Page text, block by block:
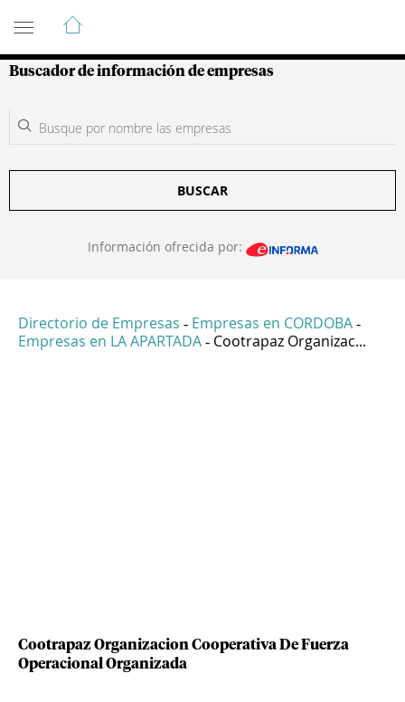
Guía de Empresas Colombianas
Buscador de información de empresas
BUSCAR
Información ofrecida por:
Directorio de Empresas - Empresas en CORDOBA -
Empresas en LA APARTADA - Cootrapaz Organizac...
Cootrapaz Organizacion Cooperativa De Fuerza
Operacional Organizada